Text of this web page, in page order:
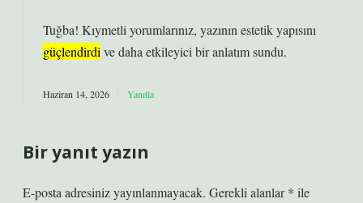
Tuğba! Kıymetli yorumlarınız, yazının estetik yapısını
güçlendirdi ve daha etkileyici bir anlatım sundu.
Haziran 14, 2026 Yanıtla
Bir yanıt yazın
E-posta adresiniz yayınlanmayacak. Gerekli alanlar* ile